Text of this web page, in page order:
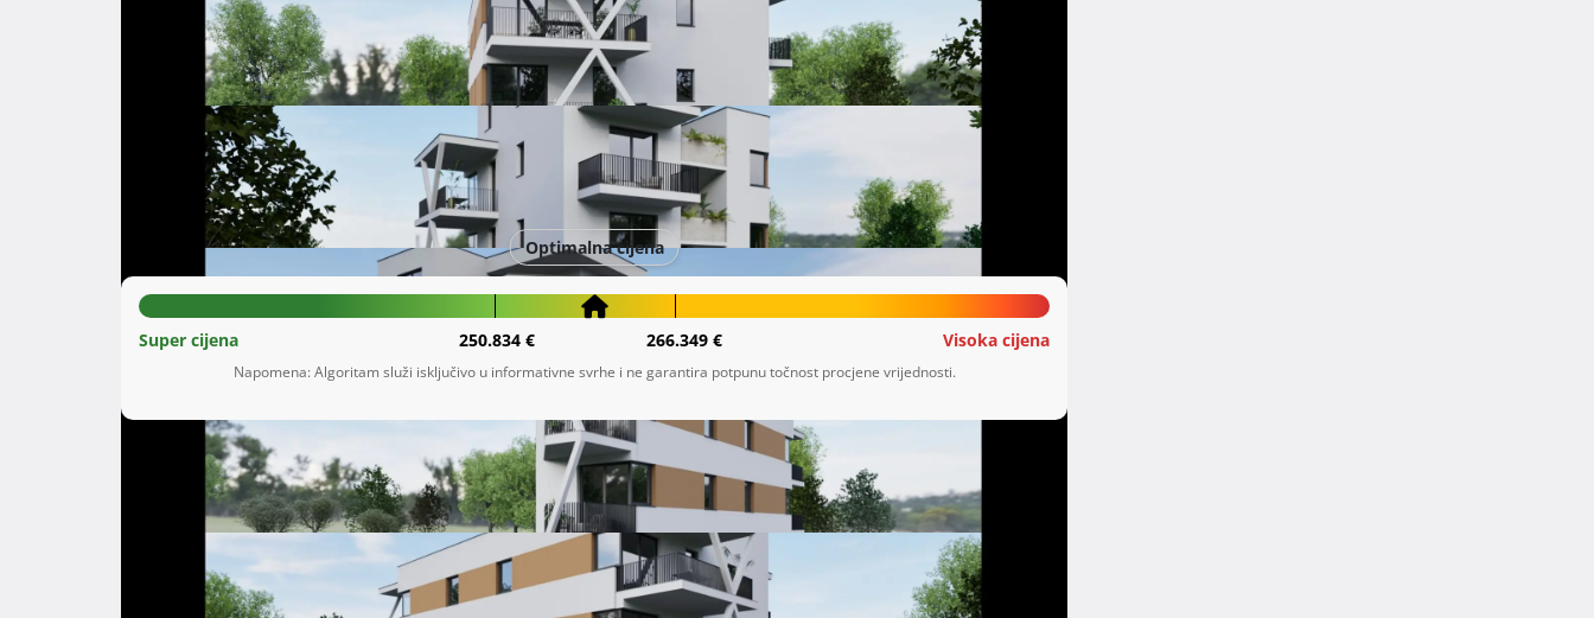
Šifra oglasa: 29587937
Kamen
Splitsko-dalmatinska županija
257.222 €
Optimalna cijena
Super cijena 250.834 € 266.349 € Visoka cijena
Napomena: Algoritam služi isključivo u informativne svrhe i ne garantira potpunu točnost procjene vrijednosti.
Alkarskoj ulici, u naselju Kamen. Moderno dizajnirani stanovi na vrhunskoj lokaciji pružit će vam sve što je
potrebno za udoban i kvalitetan život.
Osam stanova u ovoj zgradi dostupno je u različitim veličinama, u rasponu kvadrature od 40 do 85